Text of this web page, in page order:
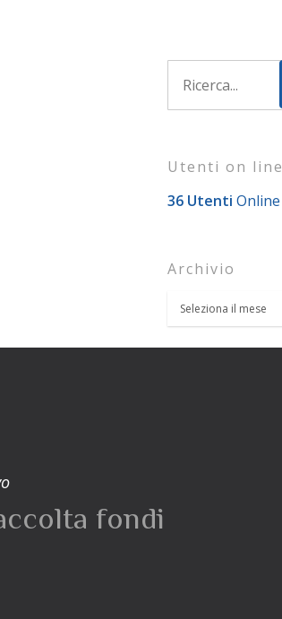
Utenti on line
36 Utenti Online
Archivio
fondi